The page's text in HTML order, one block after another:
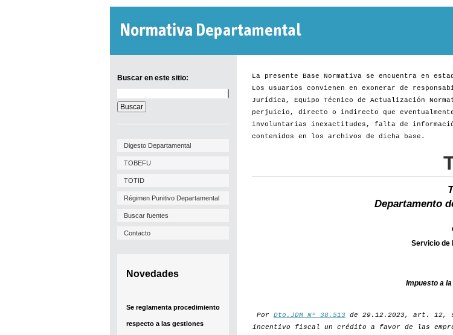
Buscar en este sitio:
en
este
sitio:
Digesto Departamental
TOBEFU
TOTID
Régimen Punitivo Departamental
Buscar fuentes
Contacto
Novedades
Se reglamenta procedimiento
respecto a las gestiones
La presente Base Normativa se encuentra en
Los usuarios convienen en exonerar de
Jurídica, Equipo Técnico de Actualización
perjuicio, directo o indirecto que
involuntarias inexactitudes, falta de
contenidos en los archivos de dicha base.
Departamento
Servicio de
Impuesto a
Por Dto.JDM Nº 38.513 de 29.12.2023, art. 12,
incentivo fiscal un crédito a favor de las